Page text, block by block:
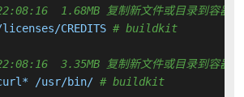
1.68MB 复制新文件或目录到容器中
/licenses/CREDITS # buildkit
3.35MB 复制新文件或目录到容器中
curl* /usr/bin/ # buildkit